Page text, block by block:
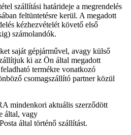
szállítási határideje a megrendelés
feltüntetésre kerül. A megadott
kézhezvételét követő első
számolandók.
saját gépjárművel, avagy külső
ki az Ön által megadott
termékre vonatkozó
csomagszállító partner közül
mindenkori aktuális szerződött
által, vagy
által történő szállítást.